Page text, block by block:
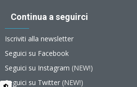
Continua a seguirci
Iscriviti alla newsletter
Seguici su Facebook
Seguici su Instagram (NEW!)
Seguici su Twitter (NEW!)